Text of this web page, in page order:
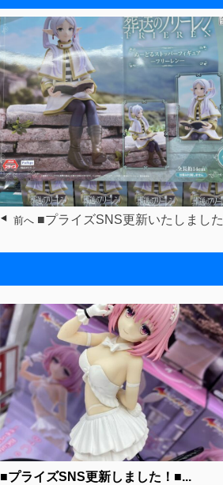
前へ ■プライズSNS更新いたしまし
■プライズSNS更新しました！■...